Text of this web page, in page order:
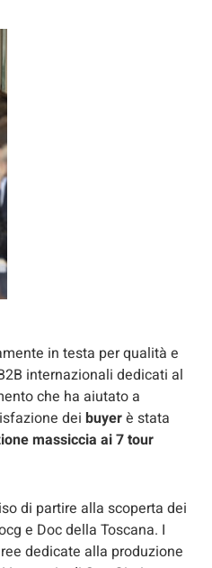
in testa per qualità e
internazionali dedicati al
che ha aiutato a
dei buyerè stata
massiccia ai 7 tour
di partire alla scoperta dei
e Doc della Toscana. I
dedicate alla produzione